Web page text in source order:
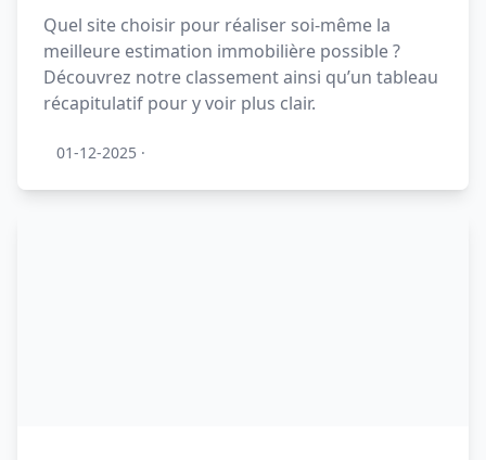
Quel site choisir pour réaliser soi-même la
meilleure estimation immobilière possible ?
Découvrez notre classement ainsi qu’un tableau
récapitulatif pour y voir plus clair.
01-12-2025 ·